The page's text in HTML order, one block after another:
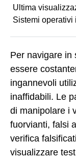
Ultima
Sistemi operativi
Per navigare in
essere
ingannevoli
inaffidabili. Le
di manipolare i
fuorvianti, falsi
verifica
visualizzare